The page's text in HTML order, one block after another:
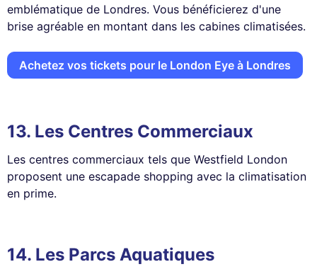
emblématique de Londres. Vous bénéficierez d'une
brise agréable en montant dans les cabines climatisées.
Achetez vos tickets pour le London Eye à Londres
13. Les Centres Commerciaux
Les centres commerciaux tels que Westfield London
proposent une escapade shopping avec la climatisation
en prime.
14. Les Parcs Aquatiques